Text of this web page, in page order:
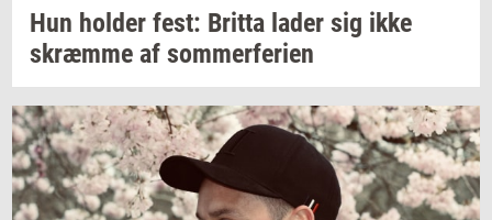
Hun hol­der fest: Brit­ta lader sig ikke
skræm­me af som­mer­fe­ri­en